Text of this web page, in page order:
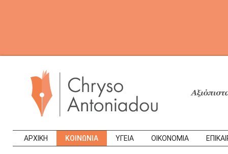
ΑΡΧΙΚΗ ΚΟΙΝΩΝΙΑ ΥΓΕΙΑ ΟΙΚΟΝΟΜΙΑ